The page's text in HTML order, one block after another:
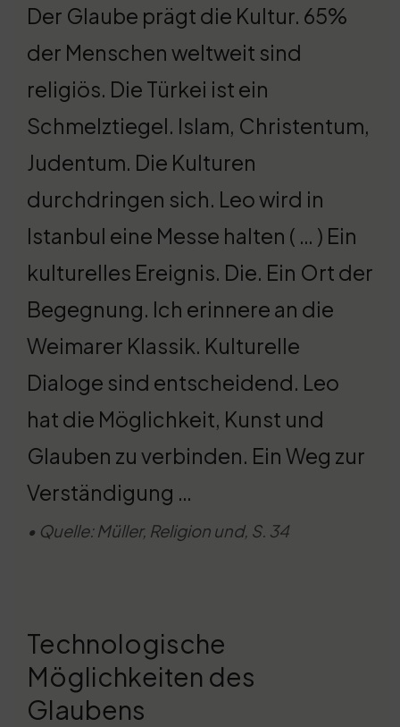
Der Glaube prägt die Kultur. 65%
der Menschen weltweit sind
religiös. Die Türkei ist ein
Schmelztiegel. Islam, Christentum,
Judentum. Die Kulturen
durchdringen sich. Leo wird in
Istanbul eine Messe halten ( … ) Ein
kulturelles Ereignis. Die. Ein Ort der
Begegnung. Ich erinnere an die
Weimarer Klassik. Kulturelle
Dialoge sind entscheidend. Leo
hat die Möglichkeit, Kunst und
Glauben zu verbinden. Ein Weg zur
Verständigung …
• Quelle: Müller, Religion und, S. 34
Technologische
Möglichkeiten des
Glaubens